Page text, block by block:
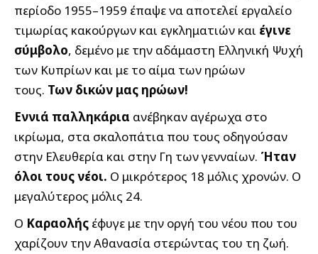
περίοδο 1955–1959 έπαψε να αποτελεί εργαλείο
τιμωρίας κακούργων και εγκληματιών και έγινε
σύμβολο, δεμένο με την αδάμαστη Ελληνική Ψυχή
των Κυπρίων και με το αίμα των ηρώων
τους. Των δικών μας ηρώων!
Εννιά παλληκάρια ανέβηκαν αγέρωχα στο
ικρίωμα, στα σκαλοπάτια που τους οδηγούσαν
στην Ελευθερία και στην Γη των γενναίων. Ήταν
όλοι τους νέοι. Ο μικρότερος 18 μόλις χρονών. Ο
μεγαλύτερος μόλις 24.
Ο Καραολής έφυγε με την οργή του νέου που του
χαρίζουν την Αθανασία στερώντας του τη ζωή.